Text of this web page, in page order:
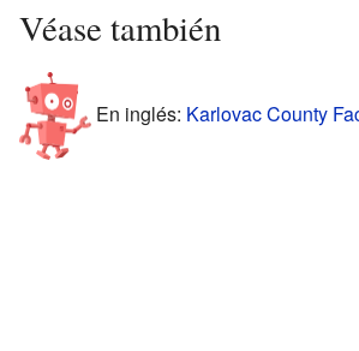
Véase también
En inglés: Karlovac County